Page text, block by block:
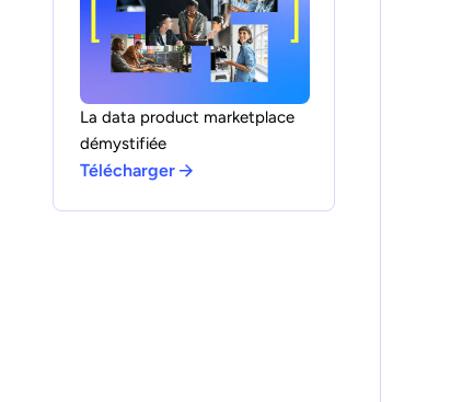
La data product marketplace
démystifiée
Télécharger